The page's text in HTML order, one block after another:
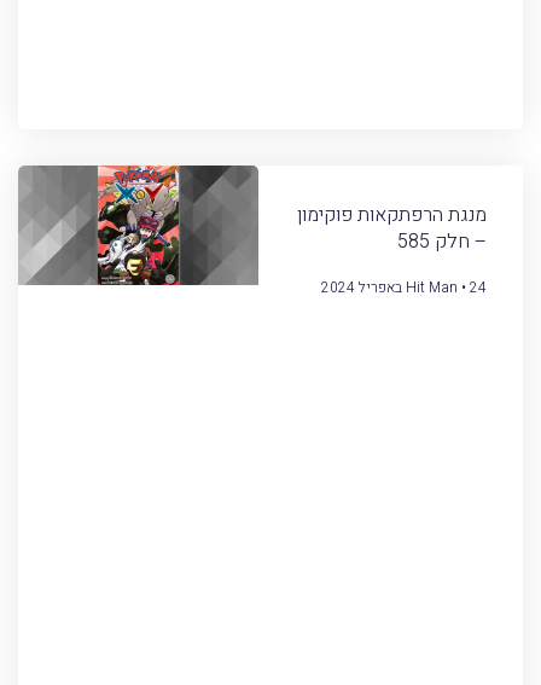
מנגת הרפתקאות פוקימון
– חלק 585
Hit Man 24 באפריל 2024